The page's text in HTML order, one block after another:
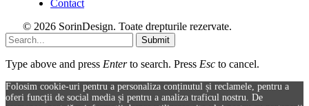
Contact
© 2026 SorinDesign. Toate drepturile rezervate.
Submit
Type above and press Enterto search. Press Esc to cancel.
Folosim cookie-uri pentru a personaliza conținutul și reclamele, pentru a
oferi funcții de social media și pentru a analiza traficul nostru. De